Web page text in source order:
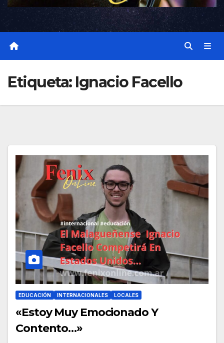
Etiqueta: Ignacio Facello
EDUCACIÓN INTERNACIONALES LOCALES
«Estoy Muy Emocionado Y
Contento…»